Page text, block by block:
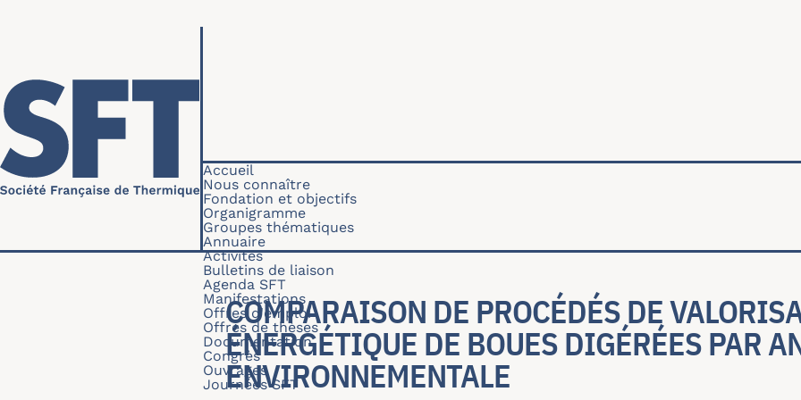
Navigation principale
Accueil
Nous connaître
Fondation et objectifs
Organigramme
Groupes thématiques
Annuaire
Activités
Bulletins de liaison
Agenda SFT
Manifestations
Offres d'emploi
Offres de thèses
Documentation
Congrès
Ouvrages
Journées SFT
COMPARAISON DE PROCÉDÉS DE
ÉNERGÉTIQUE DE BOUES DIGÉRÉES PAR
ENVIRONNEMENTALE